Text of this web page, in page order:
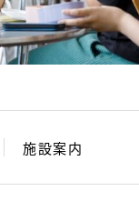
施設案内